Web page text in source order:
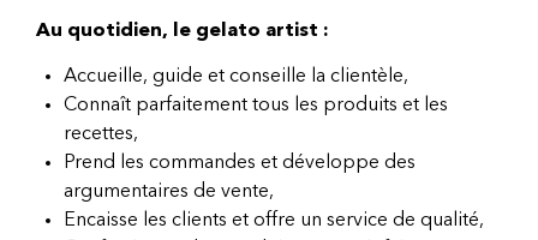
Au quotidien, le gelato artist :
Accueille, guide et conseille la clientèle,
Connaît parfaitement tous les produits et les
recettes,
Prend les commandes et développe des
argumentaires de vente,
Encaisse les clients et offre un service de qualité,